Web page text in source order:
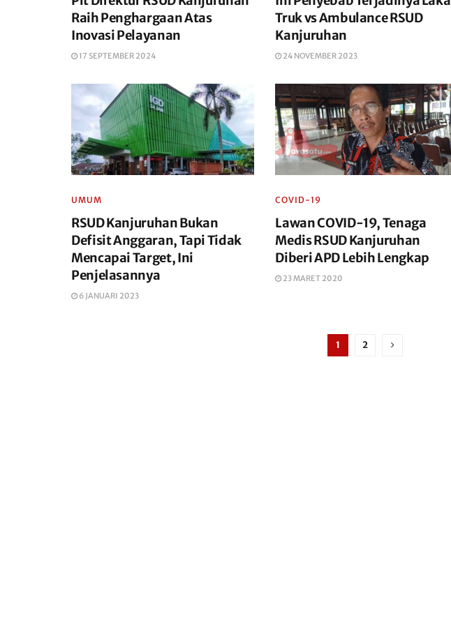
Raih Penghargaan Atas
Inovasi Pelayanan
17 SEPTEMBER 2024
Truk vs Ambulance RSUD
Kanjuruhan
24 NOVEMBER 2023
UMUM
RSUD Kanjuruhan Bukan
Defisit Anggaran, Tapi Tidak
Mencapai Target, Ini
Penjelasannya
6 JANUARI 2023
COVID-19
Lawan COVID-19, Tenaga
Medis RSUD Kanjuruhan
Diberi APD Lebih Lengkap
23 MARET 2020
1 2